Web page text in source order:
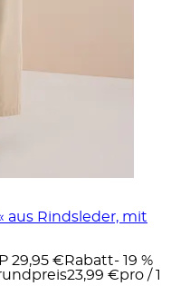
aus Rindsleder, mit
29,95 € Rabatt- 19 %
23,99 €pro / 1